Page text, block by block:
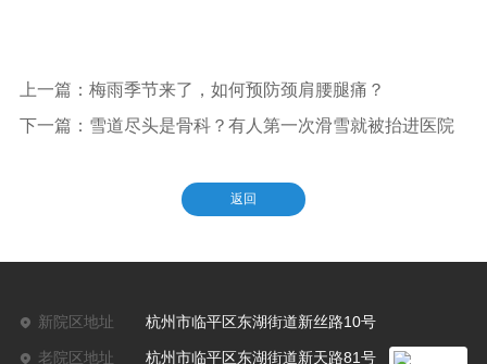
上一篇：梅雨季节来了，如何预防颈肩腰腿痛？
下一篇：雪道尽头是骨科？有人第一次滑雪就被抬进医院
返回
新院区地址 杭州市临平区东湖街道新丝路10号
老院区地址 杭州市临平区东湖街道新天路81号